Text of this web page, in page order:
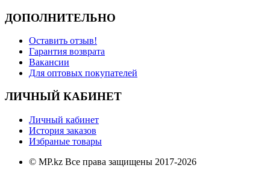
ДОПОЛНИТЕЛЬНО
Оставить отзыв!
Гарантия возврата
Вакансии
Для оптовых покупателей
ЛИЧНЫЙ КАБИНЕТ
Личный кабинет
История заказов
Избраные товары
© MP.kz Все права защищены 2017-2026